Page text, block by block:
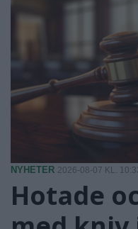
NYHETER 2026-08-07 KL.
Hotade